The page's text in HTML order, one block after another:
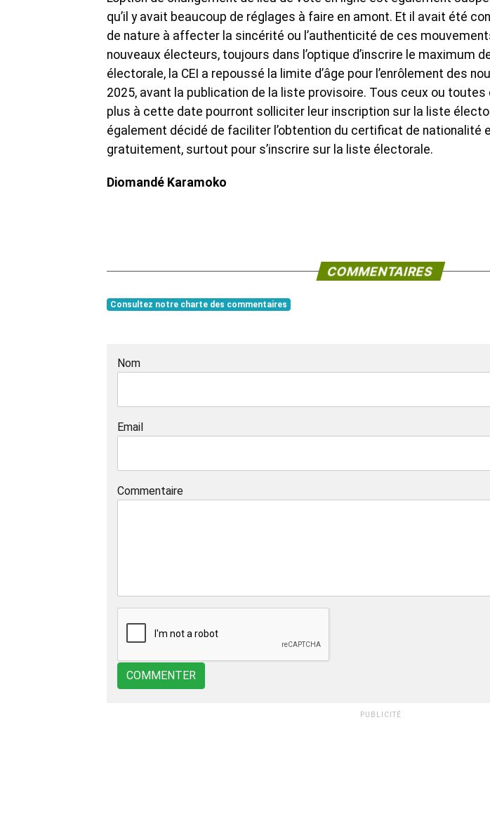
qu’il y avait beaucoup de réglages à faire en amont. Et il avait été
de nature à affecter la sincérité ou l’authenticité de ces
nouveaux électeurs, toujours dans l’optique d’inscrire le maximum
électorale, la CEI a repoussé la limite d’âge pour l’enrôlement des
2025, avant la publication de la liste provisoire. Tous ceux ou
plus à cette date pourront solliciter leur inscription sur la liste
également décidé de faciliter l’obtention du certificat de nationalité
gratuitement, surtout pour s’inscrire sur la liste électorale.
Diomandé Karamoko
COMMENTAIRES
Consultez notre charte des commentaires
Nom
Email
Commentaire
COMMENTER
PUBLICITÉ